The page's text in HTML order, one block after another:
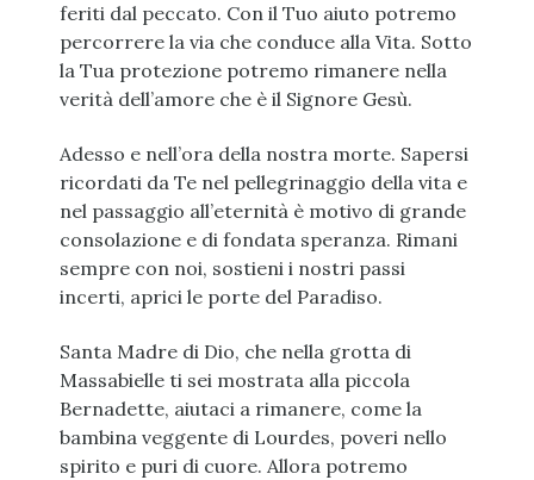
feriti dal peccato. Con il Tuo aiuto potremo
percorrere la via che conduce alla Vita. Sotto
la Tua protezione potremo rimanere nella
verità dell’amore che è il Signore Gesù.
Adesso e nell’ora della nostra morte. Sapersi
ricordati da Te nel pellegrinaggio della vita e
nel passaggio all’eternità è motivo di grande
consolazione e di fondata speranza. Rimani
sempre con noi, sostieni i nostri passi
incerti, aprici le porte del Paradiso.
Santa Madre di Dio, che nella grotta di
Massabielle ti sei mostrata alla piccola
Bernadette, aiutaci a rimanere, come la
bambina veggente di Lourdes, poveri nello
spirito e puri di cuore. Allora potremo